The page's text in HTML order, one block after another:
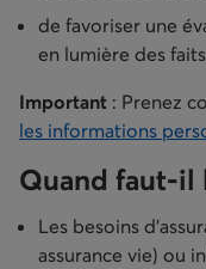
de favoriser une
en lumière des
Important : Prenez
les informations
Quand faut-il
Les besoins
assurance vie) ou